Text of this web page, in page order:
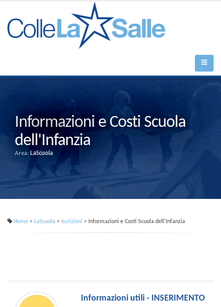
Informazioni e Costi Scuola
dell'Infanzia
Area: LaScuola
Home > LaScuola > Iscrizioni > Informazioni e Costi Scuola dell'Infanzia
Informazioni utili - INSERIMENTO